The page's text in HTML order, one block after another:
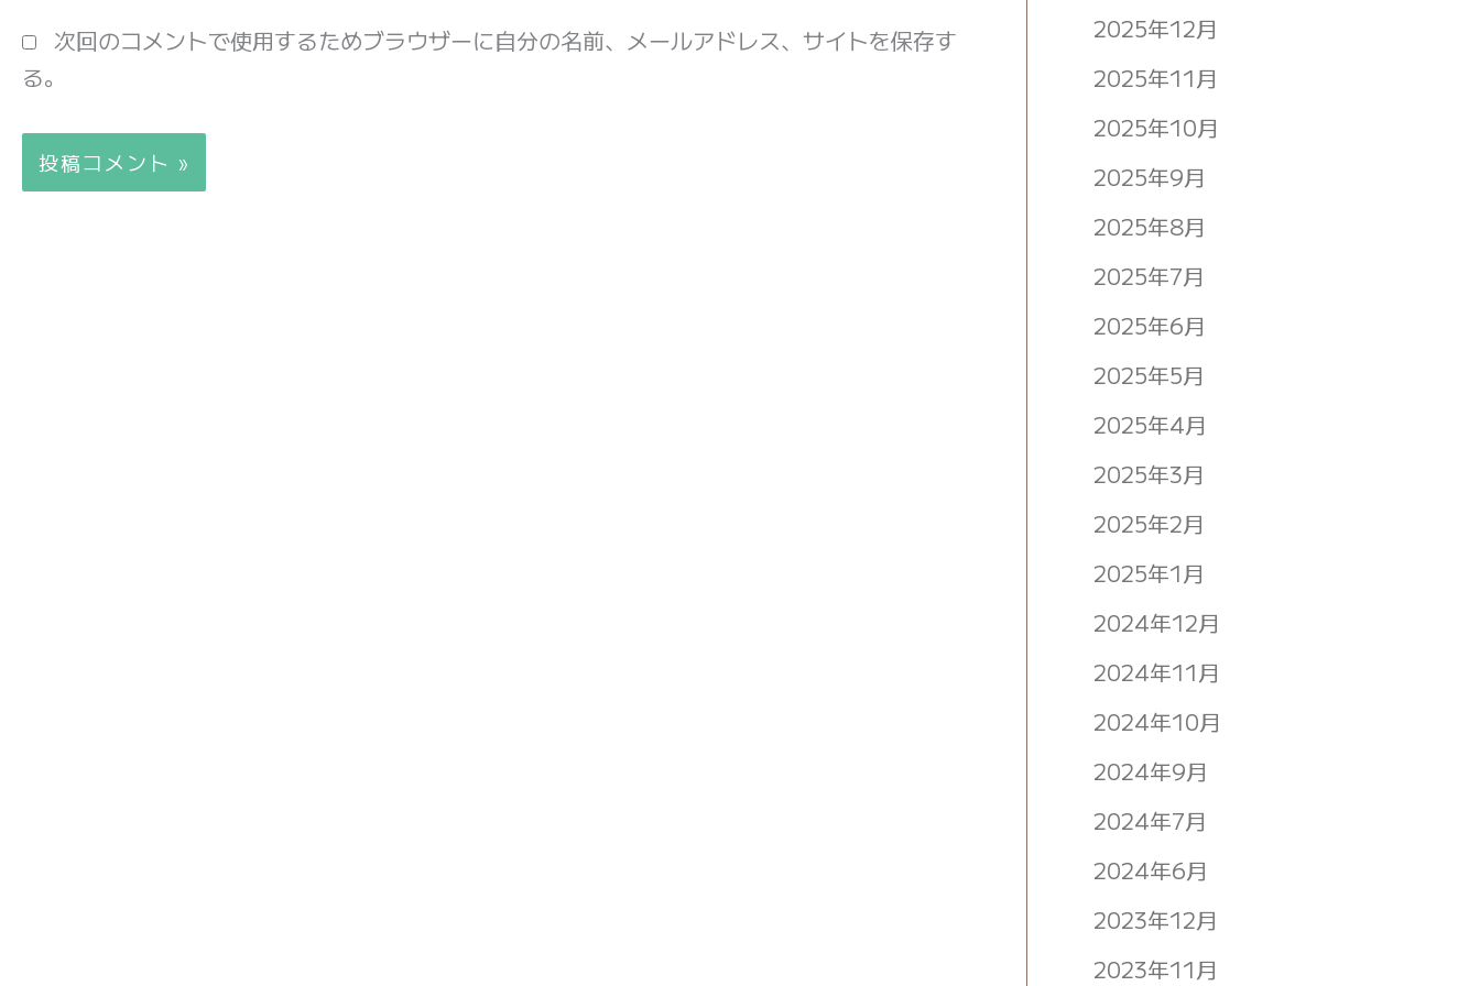
*
次回のコメントで使用するためブラウザーに自分の名前、メールアドレス、サイトを保存す
る。
2025年12月
2025年11月
2025年10月
2025年9月
2025年8月
2025年7月
2025年6月
2025年5月
2025年4月
2025年3月
2025年2月
2025年1月
2024年12月
2024年11月
2024年10月
2024年9月
2024年7月
2024年6月
2023年12月
2023年11月